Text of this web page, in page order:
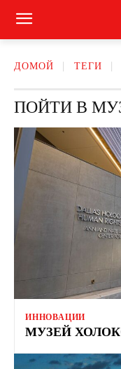
ДОМОЙ ТЕГИ
ПОЙТИ В
ИННОВАЦИИ
МУЗЕЙ